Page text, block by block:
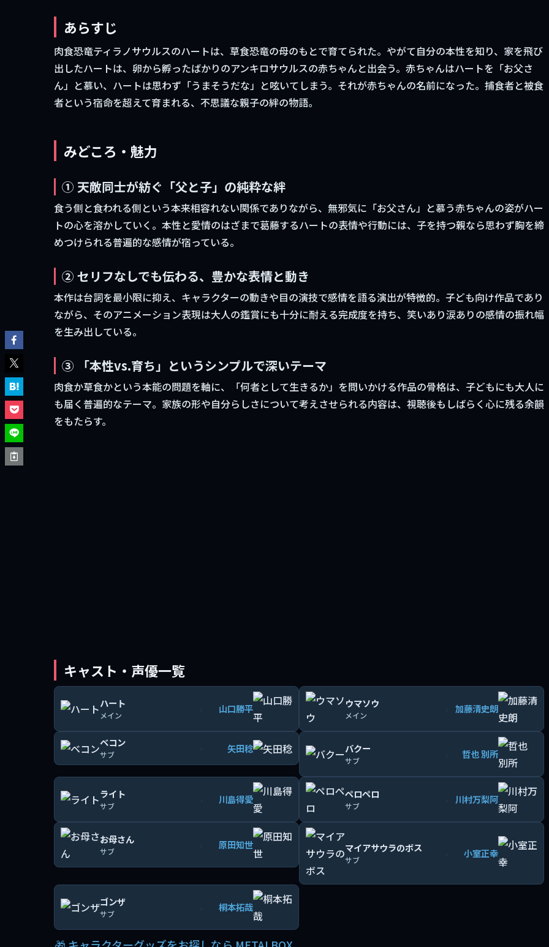
あらすじ
肉食恐竜ティラノサウルスのハートは、草食恐竜の母のもとで育てられた。やがて自分の本性を知り、家を飛び
出したハートは、卵から孵ったばかりのアンキロサウルスの赤ちゃんと出会う。赤ちゃんはハートを「お父さ
ん」と慕い、ハートは思わず「うまそうだな」と呟いてしまう。それが赤ちゃんの名前になった。捕食者と被食
者という宿命を超えて育まれる、不思議な親子の絆の物語。
みどころ・魅力
① 天敵同士が紡ぐ「父と子」の純粋な絆
食う側と食われる側という本来相容れない関係でありながら、無邪気に「お父さん」と慕う赤ちゃんの姿がハー
トの心を溶かしていく。本性と愛情のはざまで葛藤するハートの表情や行動には、子を持つ親なら思わず胸を締
めつけられる普遍的な感情が宿っている。
② セリフなしでも伝わる、豊かな表情と動き
本作は台詞を最小限に抑え、キャラクターの動きや目の演技で感情を語る演出が特徴的。子ども向け作品であり
ながら、そのアニメーション表現は大人の鑑賞にも十分に耐える完成度を持ち、笑いあり涙ありの感情の振れ幅
を生み出している。
③ 「本性vs.育ち」というシンプルで深いテーマ
肉食か草食かという本能の問題を軸に、「何者として生きるか」を問いかける作品の骨格は、子どもにも大人に
も届く普遍的なテーマ。家族の形や自分らしさについて考えさせられる内容は、視聴後もしばらく心に残る余韻
をもたらす。
キャスト・声優一覧
ハート
メイン
› 山口勝平 ウマソウ
メイン
› 加藤清史朗
ベコン
サブ
› 矢田稔 バクー
サブ
› 哲也 別所
ライト
サブ
› 川島得愛 ペロペロ
サブ
› 川村万梨阿
お母さん
サブ
› 原田知世 マイアサウラのボス
サブ
› 小室正幸
ゴンザ
サブ
› 桐本拓哉